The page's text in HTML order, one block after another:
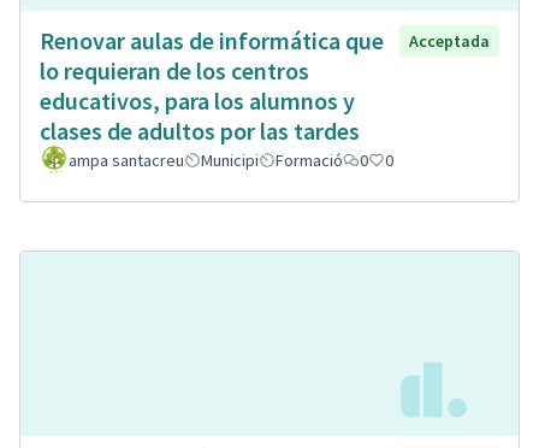
Renovar aulas de informática que
lo requieran de los centros
educativos, para los alumnos y
clases de adultos por las tardes
Acceptada
ampa santacreu Municipi Formació 0 0